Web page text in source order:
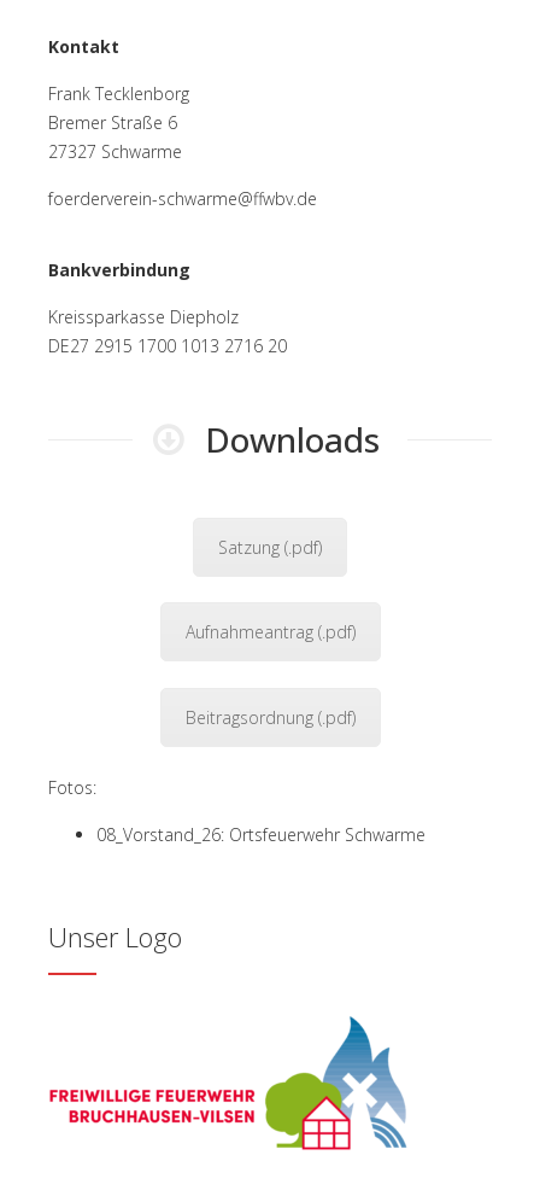
Kontakt
Frank Tecklenborg
Bremer Straße 6
27327 Schwarme
foerderverein-schwarme@ffwbv.de
Bankverbindung
Kreissparkasse Diepholz
DE27 2915 1700 1013 2716 20
Downloads
Satzung (.pdf)
Aufnahmeantrag (.pdf)
Beitragsordnung (.pdf)
Fotos:
08_Vorstand_26: Ortsfeuerwehr Schwarme
Unser Logo